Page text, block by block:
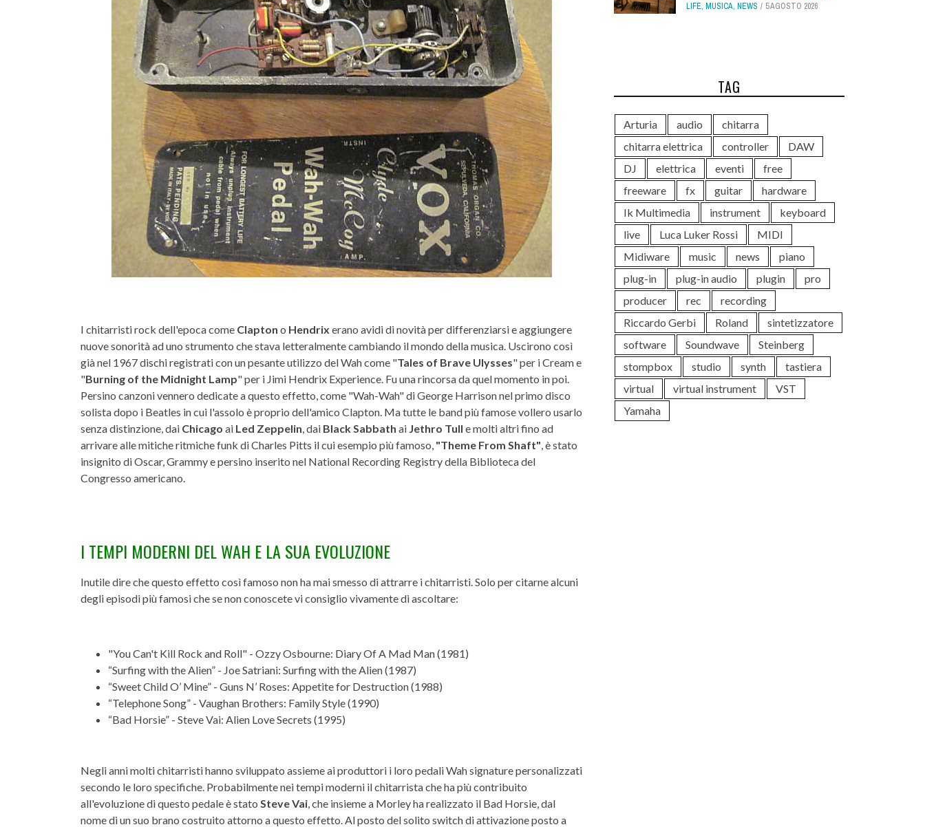
I chitarristi rock dell'epoca come Clapton o Hendrix erano avidi di novità per differenziarsi e aggiungere
nuove sonorità ad uno strumento che stava letteralmente cambiando il mondo della musica. Uscirono così
già nel 1967 dischi registrati con un pesante utilizzo del Wah come "Tales of Brave Ulysses" per i Cream e
"Burning of the Midnight Lamp" per i Jimi Hendrix Experience. Fu una rincorsa da quel momento in poi.
Persino canzoni vennero dedicate a questo effetto, come "Wah-Wah" di George Harrison nel primo disco
solista dopo i Beatles in cui l'assolo è proprio dell'amico Clapton. Ma tutte le band più famose vollero usarlo
senza distinzione, dai Chicago ai Led Zeppelin , dai Black Sabbath ai Jethro Tull e molti altri fino ad
arrivare alle mitiche ritmiche funk di Charles Pitts il cui esempio più famoso, "Theme From Shaft" , è stato
insignito di Oscar, Grammy e persino inserito nel National Recording Registry della Biblioteca del
Congresso americano.
I TEMPI MODERNI DEL WAH E LA SUA EVOLUZIONE
Inutile dire che questo effetto così famoso non ha mai smesso di attrarre i chitarristi. Solo per citarne alcuni
degli episodi più famosi che se non conoscete vi consiglio vivamente di ascoltare:
"You Can't Kill Rock and Roll" - Ozzy Osbourne: Diary Of A Mad Man (1981)
“Surfing with the Alien” - Joe Satriani: Surfing with the Alien (1987)
“Sweet Child O’ Mine” - Guns N’ Roses: Appetite for Destruction (1988)
“Telephone Song” - Vaughan Brothers: Family Style (1990)
“Bad Horsie” - Steve Vai: Alien Love Secrets (1995)
Negli anni molti chitarristi hanno sviluppato assieme ai produttori i loro pedali Wah signature personalizzati
secondo le loro specifiche. Probabilmente nei tempi moderni il chitarrista che ha più contribuito
all'evoluzione di questo pedale è stato Steve Vai , che insieme a Morley ha realizzato il Bad Horsie, dal
nome di un suo brano costruito attorno a questo effetto. Al posto del solito switch di attivazione posto a
LIFE, MUSICA, NEWS 5 AGOSTO 2026
TAG
Arturia audio
chitarra
chitarra elettrica
controller
DAW
DJ
elettrica eventi
free
freeware
fx guitar
hardware
Ik Multimedia
instrument
keyboard
live
Luca Luker Rossi
MIDI
Midiware
music news
piano
plug-in
plug-in audio plugin
pro
producer
rec
recording
Riccardo Gerbi
Roland
sintetizzatore
software
Soundwave
Steinberg
stompbox
studio synth
tastiera
virtual
virtual instrument
VST
Yamaha